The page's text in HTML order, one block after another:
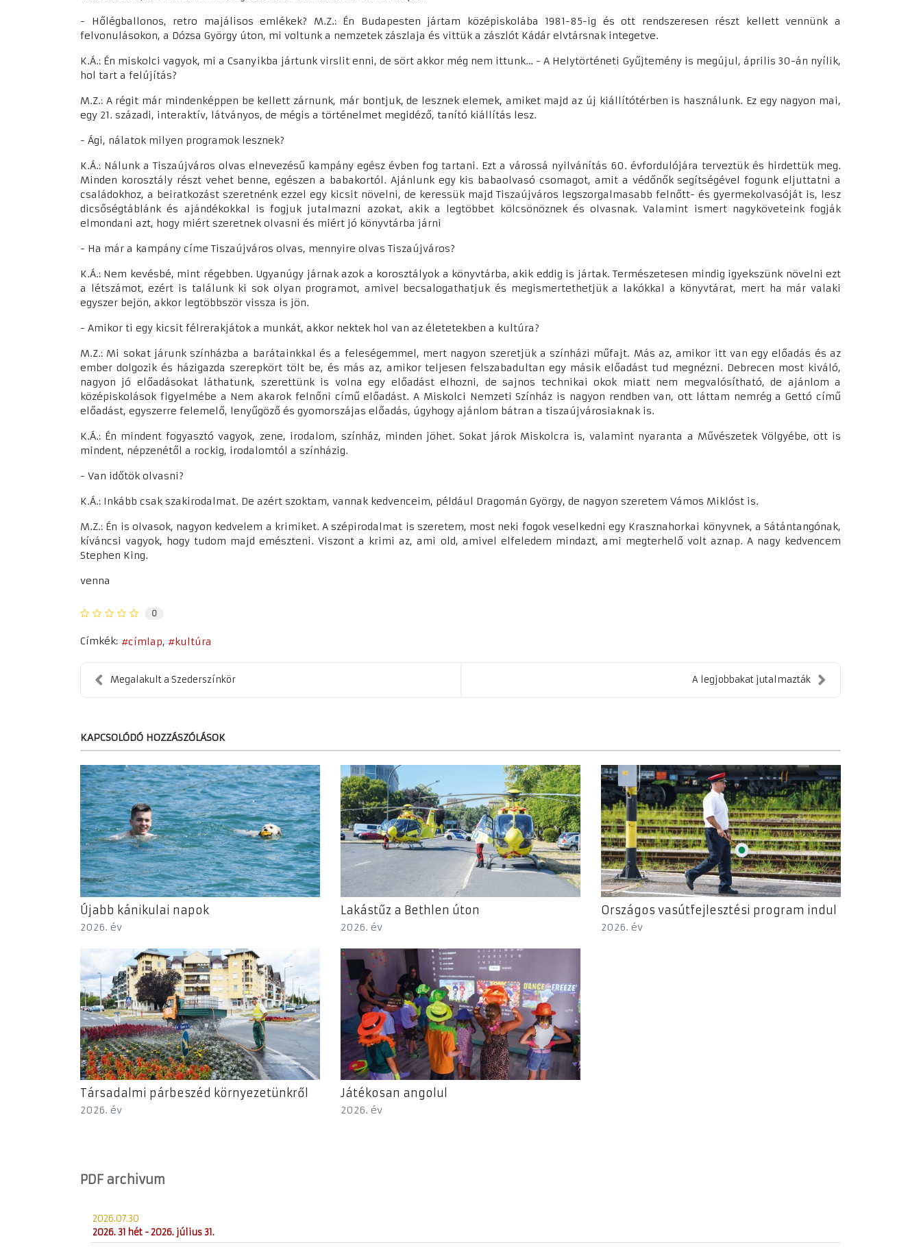
- Hőlégballonos, retro majálisos emlékek? M.Z.: Én Budapesten jártam középiskolába 1981-85-ig és ott rendszeresen részt kellett vennünk a
felvonulásokon, a Dózsa György úton, mi voltunk a nemzetek zászlaja és vittük a zászlót Kádár elvtársnak integetve.
K.Á.: Én miskolci vagyok, mi a Csanyikba jártunk virslit enni, de sört akkor még nem ittunk… - A Helytörténeti Gyűjtemény is megújul, április 30-án nyílik,
hol tart a felújítás?
M.Z.: A régit már mindenképpen be kellett zárnunk, már bontjuk, de lesznek elemek, amiket majd az új kiállítótérben is használunk. Ez egy nagyon mai,
egy 21. századi, interaktív, látványos, de mégis a történelmet megidéző, tanító kiállítás lesz.
- Ági, nálatok milyen programok lesznek?
K.Á.: Nálunk a Tiszaújváros olvas elnevezésű kampány egész évben fog tartani. Ezt a várossá nyilvánítás 60. évfordulójára terveztük és hirdettük meg.
Minden korosztály részt vehet benne, egészen a babakortól. Ajánlunk egy kis babaolvasó csomagot, amit a védőnők segítségével fogunk eljuttatni a
családokhoz, a beiratkozást szeretnénk ezzel egy kicsit növelni, de keressük majd Tiszaújváros legszorgalmasabb felnőtt- és gyermekolvasóját is, lesz
dicsőségtáblánk és ajándékokkal is fogjuk jutalmazni azokat, akik a legtöbbet kölcsönöznek és olvasnak. Valamint ismert nagyköveteink fogják
elmondani azt, hogy miért szeretnek olvasni és miért jó könyvtárba járni
- Ha már a kampány címe Tiszaújváros olvas, mennyire olvas Tiszaújváros?
K.Á.: Nem kevésbé, mint régebben. Ugyanúgy járnak azok a korosztályok a könyvtárba, akik eddig is jártak. Természetesen mindig igyekszünk növelni ezt
a létszámot, ezért is találunk ki sok olyan programot, amivel becsalogathatjuk és megismertethetjük a lakókkal a könyvtárat, mert ha már valaki
egyszer bejön, akkor legtöbbször vissza is jön.
- Amikor ti egy kicsit félrerakjátok a munkát, akkor nektek hol van az életetekben a kultúra?
M.Z.: Mi sokat járunk színházba a barátainkkal és a feleségemmel, mert nagyon szeretjük a színházi műfajt. Más az, amikor itt van egy előadás és az
ember dolgozik és házigazda szerepkört tölt be, és más az, amikor teljesen felszabadultan egy másik előadást tud megnézni. Debrecen most kiváló,
nagyon jó előadásokat láthatunk, szerettünk is volna egy előadást elhozni, de sajnos technikai okok miatt nem megvalósítható, de ajánlom a
középiskolások figyelmébe a Nem akarok felnőni című előadást. A Miskolci Nemzeti Színház is nagyon rendben van, ott láttam nemrég a Gettó című
előadást, egyszerre felemelő, lenyűgöző és gyomorszájas előadás, úgyhogy ajánlom bátran a tiszaújvárosiaknak is.
K.Á.: Én mindent fogyasztó vagyok, zene, irodalom, színház, minden jöhet. Sokat járok Miskolcra is, valamint nyaranta a Művészetek Völgyébe, ott is
mindent, népzenétől a rockig, irodalomtól a színházig.
- Van időtök olvasni?
K.Á.: Inkább csak szakirodalmat. De azért szoktam, vannak kedvenceim, például Dragomán György, de nagyon szeretem Vámos Miklóst is.
M.Z.: Én is olvasok, nagyon kedvelem a krimiket. A szépirodalmat is szeretem, most neki fogok veselkedni egy Krasznahorkai könyvnek, a Sátántangónak,
kíváncsi vagyok, hogy tudom majd emészteni. Viszont a krimi az, ami old, amivel elfeledem mindazt, ami megterhelő volt aznap. A nagy kedvencem
Stephen King.
venna
0
Címkék: címlap kultúra
Megalakult a Szederszínkör A legjobbakat jutalmazták
KAPCSOLÓDÓ HOZZÁSZÓLÁSOK
Újabb kánikulai napok
2026. év
Lakástűz a Bethlen úton
2026. év
Országos vasútfejlesztési program indul
2026. év
Társadalmi párbeszéd környezetünkről
2026. év
Játékosan angolul
2026. év
PDF archivum
2026.07.30
2026. 31 hét - 2026. július 31.